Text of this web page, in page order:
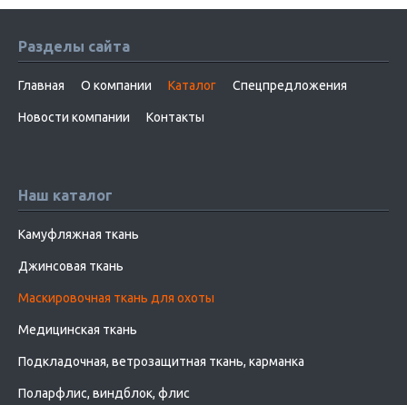
Разделы сайта
Главная О компании Каталог Спецпредложения
Новости компании Контакты
Наш каталог
Камуфляжная ткань
Джинсовая ткань
Маскировочная ткань для охоты
Медицинская ткань
Подкладочная, ветрозащитная ткань, карманка
Поларфлис, виндблок, флис